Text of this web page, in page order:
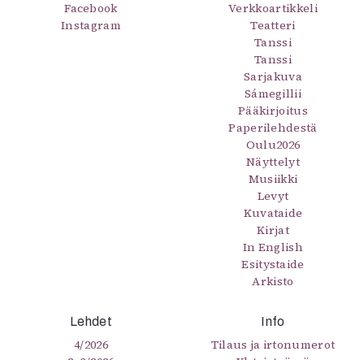
Facebook
Instagram
Verkkoartikkeli
Teatteri
Tanssi
Tanssi
Sarjakuva
Sámegillii
Pääkirjoitus
Paperilehdestä
Oulu2026
Näyttelyt
Musiikki
Levyt
Kuvataide
Kirjat
In English
Esitystaide
Arkisto
Lehdet
4/2026
Info
Tilaus ja irtonumerot